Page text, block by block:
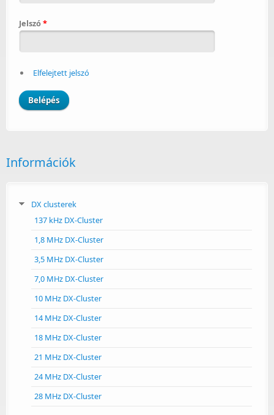
Jelszó*
Elfelejtett jelszó
Információk
DX clusterek
137 kHz DX-Cluster
1,8 MHz DX-Cluster
3,5 MHz DX-Cluster
7,0 MHz DX-Cluster
10 MHz DX-Cluster
14 MHz DX-Cluster
18 MHz DX-Cluster
21 MHz DX-Cluster
24 MHz DX-Cluster
28 MHz DX-Cluster